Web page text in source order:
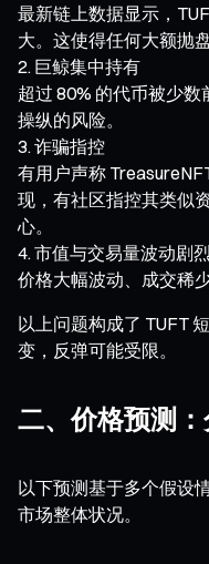
最新链上数据显示，
大。这使得任何大额抛
巨鲸集中持有
超过 80% 的代币被少
操纵的风险。
诈骗指控
有用户声称
现，有社区指控其类似
心。
市值与交易量波动剧烈
价格大幅波动、成交稀
以上问题构成了 TUFT
变，反弹可能受限。
二、价格预测
以下预测基于多个假设
市场整体状况。